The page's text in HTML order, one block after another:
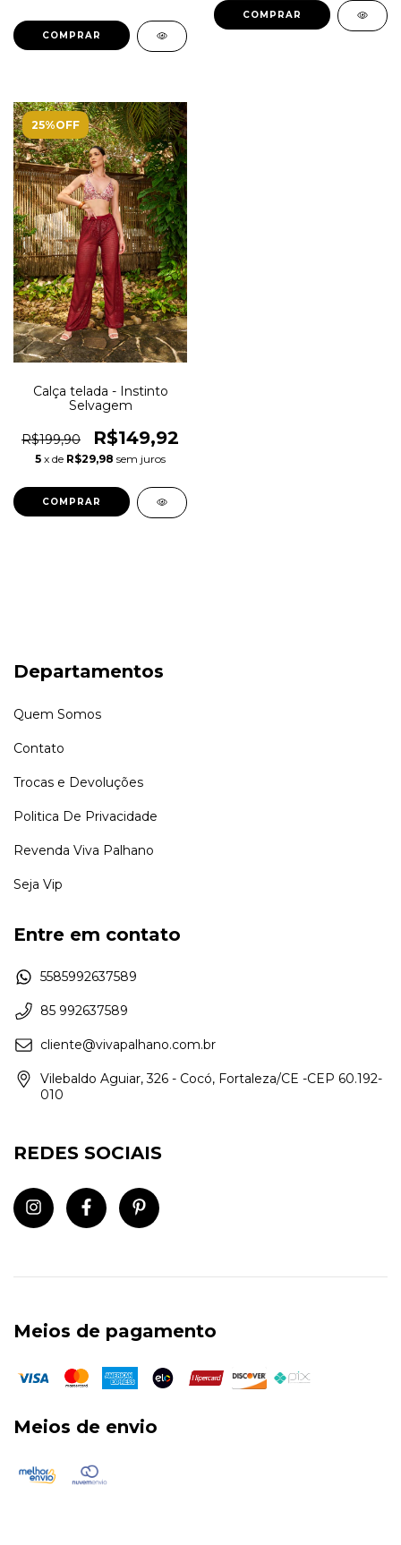
COMPRAR
COMPRAR
25%OFF
Calça telada - Instinto
Selvagem
R$199,90 R$149,92
5 x de R$29,98 sem juros
COMPRAR
Departamentos
Quem Somos
Contato
Trocas e Devoluções
Politica De Privacidade
Revenda Viva Palhano
Seja Vip
Entre em contato
5585992637589
85 992637589
cliente@vivapalhano.com.br
Vilebaldo Aguiar, 326 - Cocó, Fortaleza/CE -CEP 60.192-
010
REDES SOCIAIS
Meios de pagamento
Meios de envio